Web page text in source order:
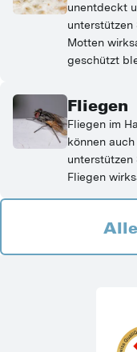
unentdeckt
unterstützen
Motten
geschützt
Fliegen
Fliegen im
können
unterstützen
Fliegen